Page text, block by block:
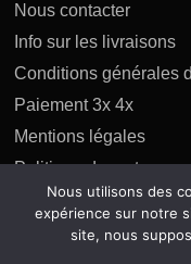
Nous contacter
Info sur les livraisons
Conditions générales
Paiement 3x 4x
Mentions légales
Politique des retours
Politique de
Nous utilisons des
expérience sur notre
site, nous